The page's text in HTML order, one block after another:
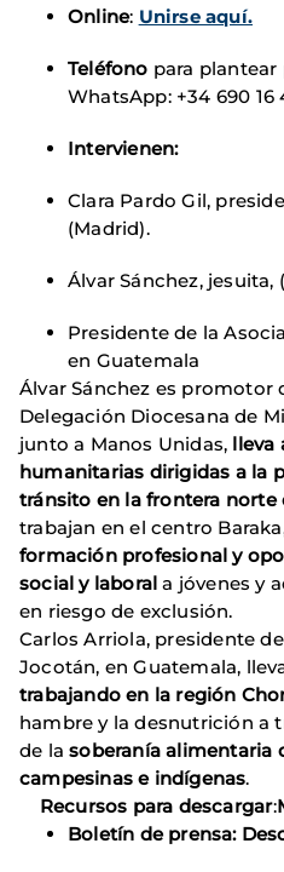
Online: Unirse aquí.
Teléfono para
WhatsApp: +34 690 16
Intervienen:
Clara Pardo Gil,
(Madrid).
Álvar Sánchez,
Presidente de la
en Guatemala
Álvar Sánchez es promotor
Delegación Diocesana de
junto a Manos Unidas, lleva
humanitarias dirigidas a la
tránsito en la frontera norte
trabajan en el centro
formación profesional y
social y laborala jóvenes y
en riesgo de exclusión.
Carlos Arriola, presidente
Jocotán, en Guatemala,
trabajando en la región
hambre y la desnutrición a
de lasoberanía alimentaria
campesinas e indígenas.
Recursos para descargar:
Boletín de prensa: